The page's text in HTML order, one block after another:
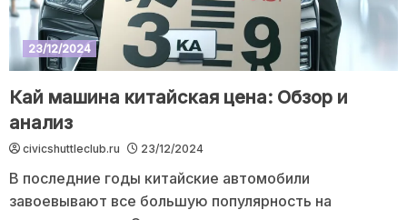
23/12/2024
Кай машина китайская цена: Обзор и
анализ
civicshuttleclub.ru 23/12/2024
В последние годы китайские автомобили
завоевывают все большую популярность на